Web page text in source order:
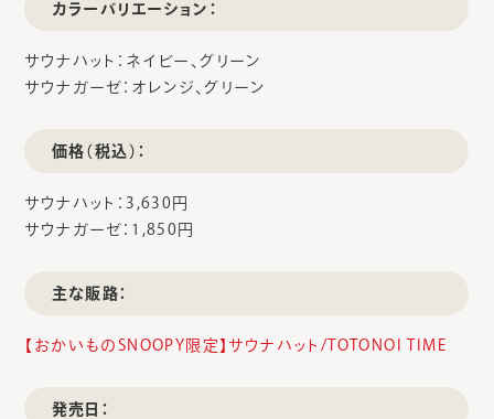
カラーバリエーション：
サウナハット：ネイビー、グリーン
サウナガーゼ：オレンジ、グリーン
価格（税込）：
サウナハット：3,630円
サウナガーゼ：1,850円
主な販路：
【おかいものSNOOPY限定】サウナハット/TOTONOI TIME
発売日：